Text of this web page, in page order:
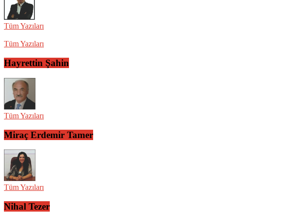
Tüm Yazıları
Tüm Yazıları
Hayrettin Şahin
Tüm Yazıları
Miraç Erdemir Tamer
Tüm Yazıları
Nihal Tezer